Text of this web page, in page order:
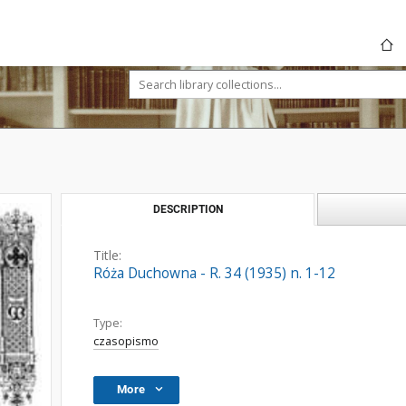
DESCRIPTION
Title:
Róża Duchowna - R. 34 (1935) n. 1-12
Type:
czasopismo
More